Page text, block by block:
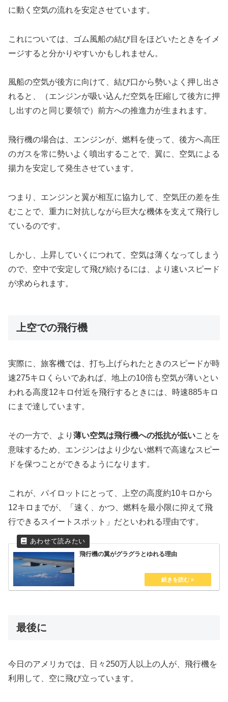
に動く空気の流れを安定させています。
これについては、ゴム風船の結び目をほどいたときをイメ
ージすると分かりやすいかもしれません。
風船の空気が後方に向けて、結び口から勢いよく押し出さ
れると、（エンジンが吸い込んだ空気を圧縮して後方に押
し出すのと同じ要領で）前方への推進力が生まれます。
飛行機の場合は、エンジンが、燃料を使って、後方へ高圧
のガスを常に勢いよく噴出することで、翼に、空気による
揚力を安定して発生させています。
つまり、エンジンと翼が相互に協力して、空気圧の差を生
むことで、重力に対抗しながら巨大な機体を支えて飛行し
ているのです。
しかし、上昇していくにつれて、空気は薄くなってしまう
ので、空中で安定して飛び続けるには、より速いスピード
が求められます。
上空での飛行機
実際に、旅客機では、打ち上げられたときのスピードが時
速275キロくらいであれば、地上の10倍も空気が薄いとい
われる高度12キロ付近を飛行するときには、時速885キロ
にまで達しています。
その一方で、より 薄い空気は飛行機への抵抗が低いことを
意味するため、エンジンはより少ない燃料で高速なスピー
ドを保つことができるようになります。
これが、パイロットにとって、上空の高度約10キロから
12キロまでが、「速く、かつ、燃料を最小限に抑えて飛
行できるスイートスポット」だといわれる理由です。
飛行機の翼がグラグラとゆれる理由
最後に
今日のアメリカでは、日々250万人以上の人が、飛行機を
利用して、空に飛び立っています。